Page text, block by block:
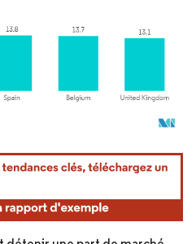
nécessite une attribution sous CC BY